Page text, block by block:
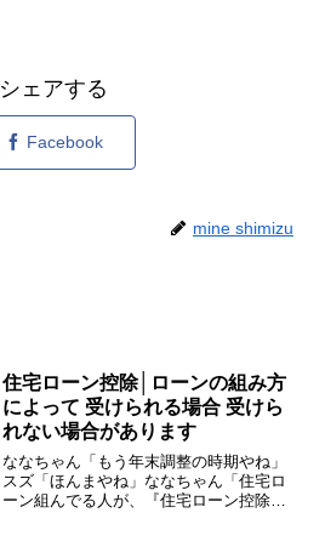
シェアする
Facebook
mine shimizu
住宅ローン控除│ローンの組み方
によって 受けられる場合 受けら
れない場合があります
ななちゃん「もう年末調整の時期やね」
スズ「ほんまやね」ななちゃん「住宅ロ
ーン組んでる人が、『住宅ローン控除の